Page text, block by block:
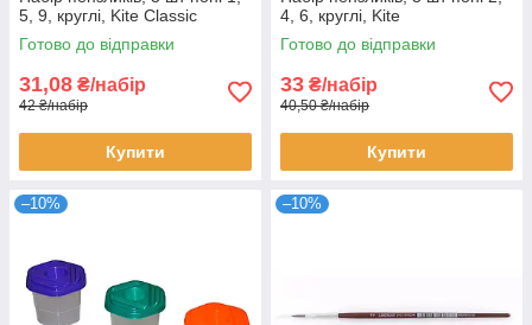
5, 9, круглі, Kite Classic
Готово до відправки
31,08 ₴/набір
42 ₴/набір
Купити
4, 6, круглі, Kite
Готово до відправки
33 ₴/набір
40,50 ₴/набір
Купити
–10% –10%